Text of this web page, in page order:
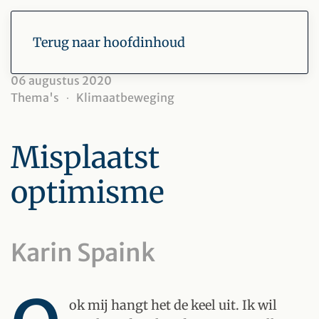
Terug naar hoofdinhoud
06 augustus 2020
Thema's
Klimaatbeweging
Misplaatst
optimisme
Karin Spaink
ok mij hangt het de keel uit. Ik wil